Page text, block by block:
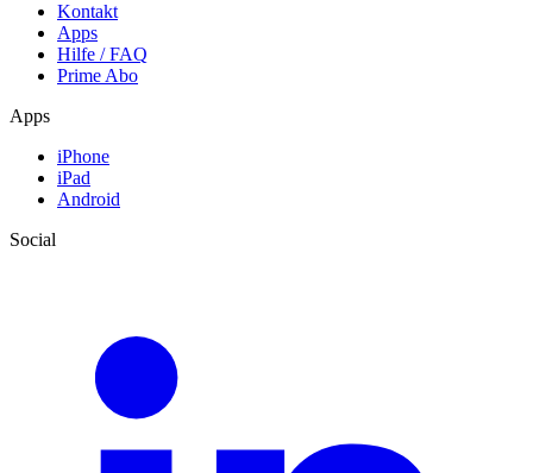
Kontakt
Apps
Hilfe / FAQ
Prime Abo
Apps
iPhone
iPad
Android
Social